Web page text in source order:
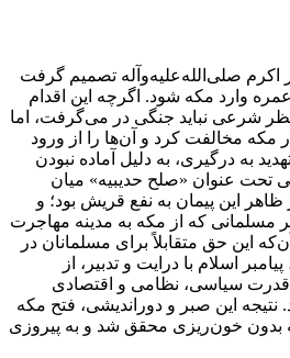
صلی‌الله‌علیه‌وآله تصمیم گرفت
وارد مکه شود. اگرچه این اقدام
شرعی نباید جنگی در می‌گرفت، اما
مخالفت کرد و آن‌ها را از ورود
به درگیری، به دلیل آماده نبودن
تحت عنوان «صلح حدیبیه» میان
این پیمان به نفع قریش بود؛ و
مسلمانی که از مکه به مدینه مهاجرت
این حق متقابلاً برای مسلمانان در
اسلام با درایت و تدبیر، از
سیاسی، نظامی و اقتصادی
نتیجه این صبر و دوراندیشی، فتح مکه
خون‌ریزی محقق شد و به پیروزی